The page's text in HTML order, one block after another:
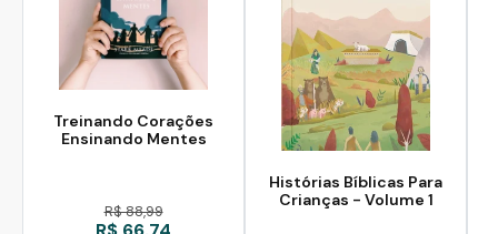
Treinando Corações
Ensinando Mentes
R$ 88,99
Histórias Bíblicas Para
Crianças - Volume 1